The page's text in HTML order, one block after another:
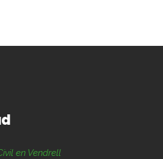
en Vendrell